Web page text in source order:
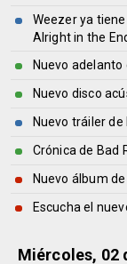
Weezer ya
Alright in the
Nuevo adelanto
Nuevo disco
Nuevo tráiler
Crónica de Bad
Nuevo álbum
Escucha el
Miércoles, 02